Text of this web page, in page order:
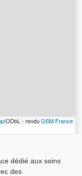
/ODbL - renduOSM France
dédié aux soins
des